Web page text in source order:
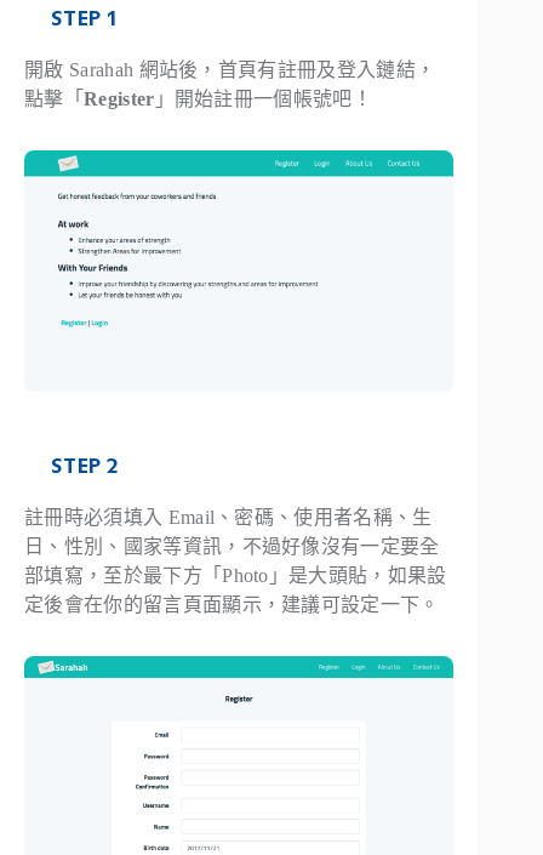
STEP 1
開啟 Sarahah 網站後，首頁有註冊及登入鏈結，
點擊「 Register 」開始註冊一個帳號吧！
STEP 2
註冊時必須填入 Email、密碼、使用者名稱、生
日、性別、國家等資訊，不過好像沒有一定要全
部填寫，至於最下方「Photo」是大頭貼，如果設
定後會在你的留言頁面顯示，建議可設定一下。